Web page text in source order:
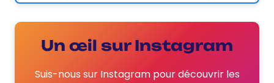
Un œil sur Instagram
Suis-nous sur Instagram pour découvrir les